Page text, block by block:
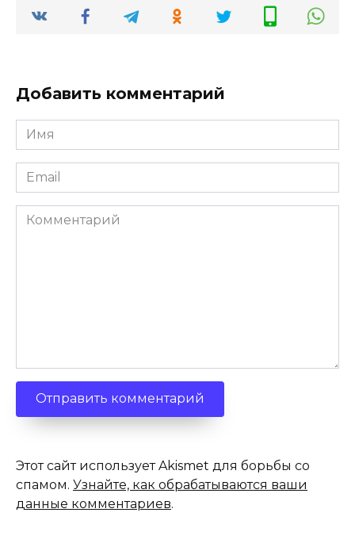
Добавить комментарий
Имя
*
Email
*
Комментарий
Этот сайт использует Akismet для борьбы со
спамом. Узнайте, как обрабатываются ваши
данные комментариев.